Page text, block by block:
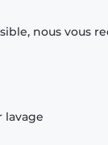
nous vous
lavage